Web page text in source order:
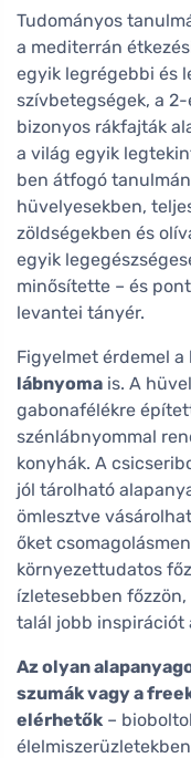
Tudományos
a mediterrán
egyik legrégebbi és
szívbetegségek, a
bizonyos rákfajták
a világ egyik
ben átfogó
hüvelyesekben,
zöldségekben és
egyik
minősítette – és
levantei tányér.
Figyelmet érdemel
lábnyoma is. A
gabonafélékre
szénlábnyommal
konyhák. A
jól tárolható
ömlesztve
őket
környezettudatos
ízletesebben
talál jobb inspirációt
Az olyan
szumák vagy a
elérhetők –